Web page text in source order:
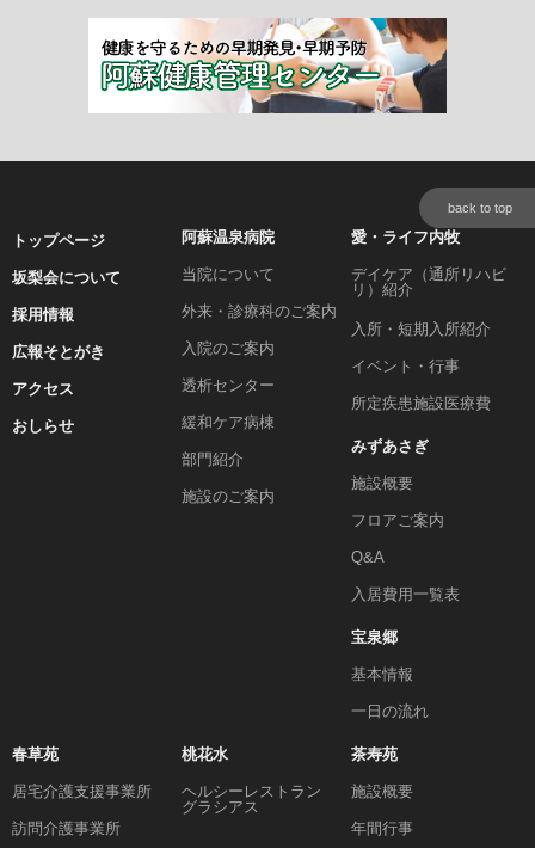
back to top
トップページ
坂梨会について
採用情報
広報そとがき
アクセス
おしらせ
阿蘇温泉病院
当院について
外来・診療科のご案内
入院のご案内
透析センター
緩和ケア病棟
部門紹介
施設のご案内
愛・ライフ内牧
デイケア（通所リハビ
リ）紹介
入所・短期入所紹介
イベント・行事
所定疾患施設医療費
みずあさぎ
施設概要
フロアご案内
Q&A
入居費用一覧表
宝泉郷
基本情報
一日の流れ
春草苑
居宅介護支援事業所
訪問介護事業所
桃花水
ヘルシーレストラン
グラシアス
茶寿苑
施設概要
年間行事